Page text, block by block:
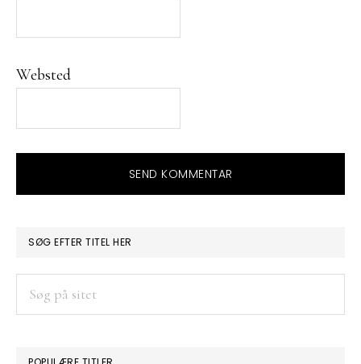
Websted
PRIMÆR
SIDEBAR
SØG EFTER TITEL HER